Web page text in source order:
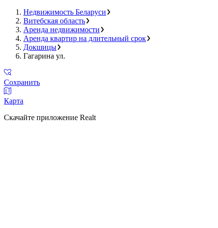
Недвижимость Беларуси
Витебская область
Аренда недвижимости
Аренда квартир на длительный срок
Докшицы
Гагарина ул.
Сохранить
Карта
Скачайте приложение Realt